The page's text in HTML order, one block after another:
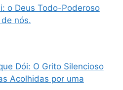
o Deus Todo-Poderoso
nós.
Dói: O Grito Silencioso
Acolhidas por uma